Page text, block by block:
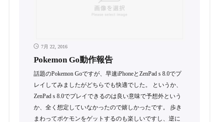
7月 22, 2016
Pokemon Go動作報告
話題のPokemon Goですが、早速iPhoneとZenPad s 8.0でプ
レイしてみましたがどちらでも快適でした。 というか、
ZenPad s 8.0でプレイできるのは良い意味で予想外という
か、全く想定していなかったので嬉しかったです。 歩き
まわってポケモンをゲットするのも楽しいですし、逆に